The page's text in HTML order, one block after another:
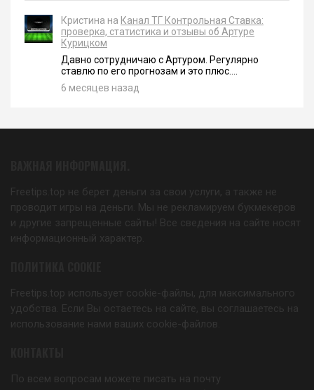
Кристина на Канал ТГ Контрольная Ставка:
проверка, статистика и отзывы об Артуре
Курицком
Давно сотрудничаю с Артуром. Регулярно
ставлю по его прогнозам и это плюс....
6 месяцев назад
Freetips.top не берет деньги за свои услуги, а также не
проводит игры на деньги. Мы не рекламируем букмекеров
и другие запрещенные сайты! Все сведения на сайте носят
информационный характер.
Freetips.top использует cookie-файлы, для максимального
удобства. Если Вы остаетесь на сайте, вы соглашаетесь на
использование нами ваших cookie-файлов.
По всем вопросам можете писать на почту